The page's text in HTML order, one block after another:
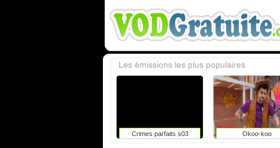
Crimes parfaits s03 Okoo-koo
Les émissions les plus populaires